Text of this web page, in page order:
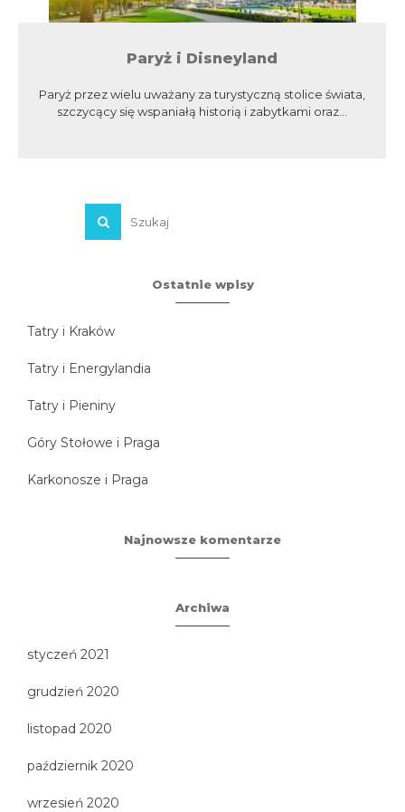
Paryż i Disneyland
Paryż przez wielu uważany za turystyczną stolice świata,
szczycący się wspaniałą historią i zabytkami oraz...
Ostatnie wpisy
Tatry i Kraków
Tatry i Energylandia
Tatry i Pieniny
Góry Stołowe i Praga
Karkonosze i Praga
Najnowsze komentarze
Archiwa
styczeń 2021
grudzień 2020
listopad 2020
październik 2020
wrzesień 2020